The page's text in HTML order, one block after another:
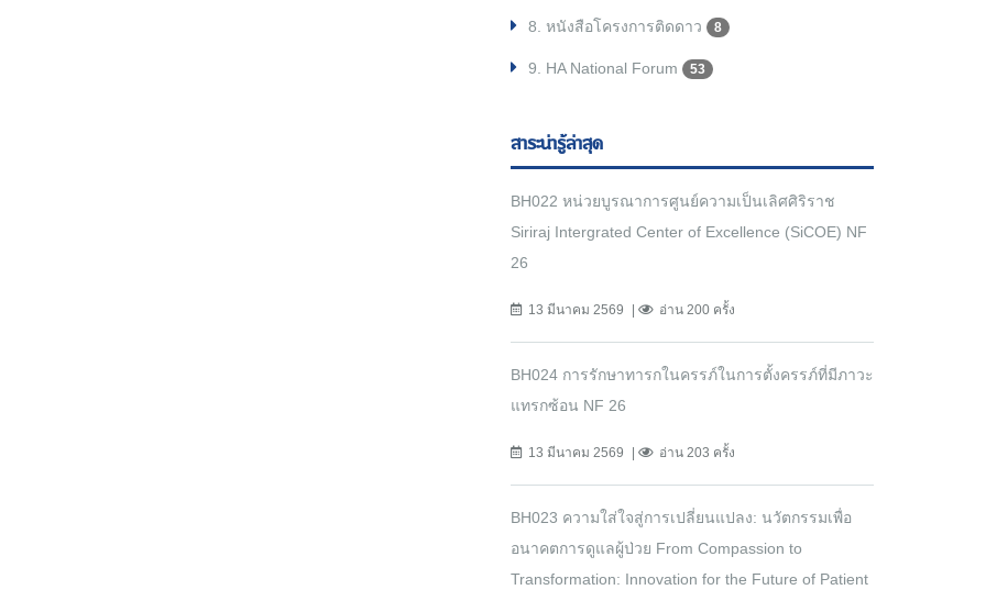
8. หนังสือโครงการติดดาว 8
9. HA National Forum 53
สาระน่ารู้ล่าสุด
BH022 หน่วยบูรณาการศูนย์ความเป็นเลิศศิริราช
Siriraj Intergrated Center of Excellence (SiCOE) NF
26
13 มีนาคม 2569 อ่าน 200 ครั้ง
BH024 การรักษาทารกในครรภ์ในการตั้งครรภ์ที่มีภาวะ
แทรกซ้อน NF 26
13 มีนาคม 2569 อ่าน 203 ครั้ง
BH023 ความใส่ใจสู่การเปลี่ยนแปลง: นวัตกรรมเพื่อ
อนาคตการดูแลผู้ป่วย From Compassion to
Transformation: Innovation for the Future of Patient